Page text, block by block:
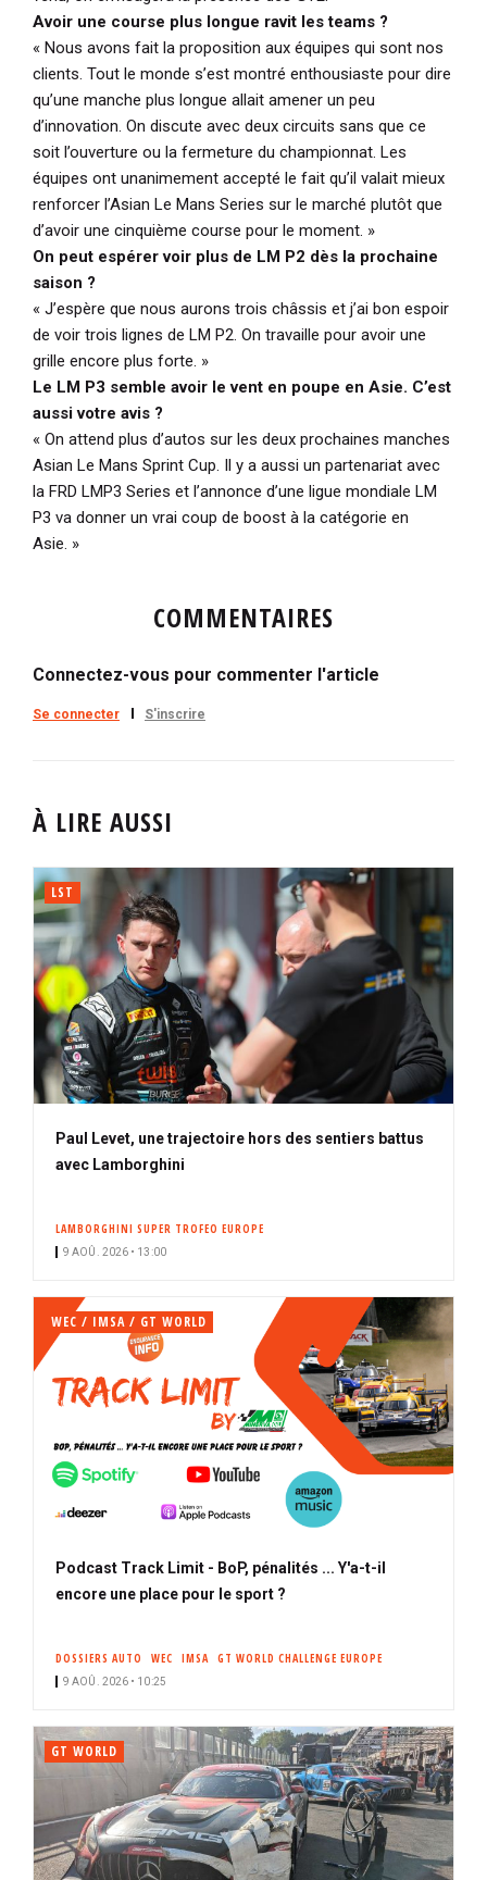
Avoir une course plus longue ravit les teams ?
« Nous avons fait la proposition aux équipes qui sont nos
clients. Tout le monde s’est montré enthousiaste pour dire
qu’une manche plus longue allait amener un peu
d’innovation. On discute avec deux circuits sans que ce
soit l’ouverture ou la fermeture du championnat. Les
équipes ont unanimement accepté le fait qu’il valait mieux
renforcer l’Asian Le Mans Series sur le marché plutôt que
d’avoir une cinquième course pour le moment. »
On peut espérer voir plus de LM P2 dès la prochaine
saison ?
« J’espère que nous aurons trois châssis et j’ai bon espoir
de voir trois lignes de LM P2. On travaille pour avoir une
grille encore plus forte. »
Le LM P3 semble avoir le vent en poupe en Asie. C’est
aussi votre avis ?
« On attend plus d’autos sur les deux prochaines manches
Asian Le Mans Sprint Cup. Il y a aussi un partenariat avec
la FRD LMP3 Series et l’annonce d’une ligue mondiale LM
P3 va donner un vrai coup de boost à la catégorie en
Asie. »
COMMENTAIRES
Connectez-vous pour commenter l'article
Se connecter S'inscrire
À LIRE AUSSI
LST
Paul Levet, une trajectoire hors des sentiers battus
avec Lamborghini
LAMBORGHINI SUPER TROFEO EUROPE
9 AOÛ. 2026 • 13:00
WEC / IMSA / GT WORLD
Podcast Track Limit - BoP, pénalités ... Y'a-t-il
encore une place pour le sport ?
DOSSIERS AUTO WEC IMSA GT WORLD CHALLENGE EUROPE
9 AOÛ. 2026 • 10:25
GT WORLD